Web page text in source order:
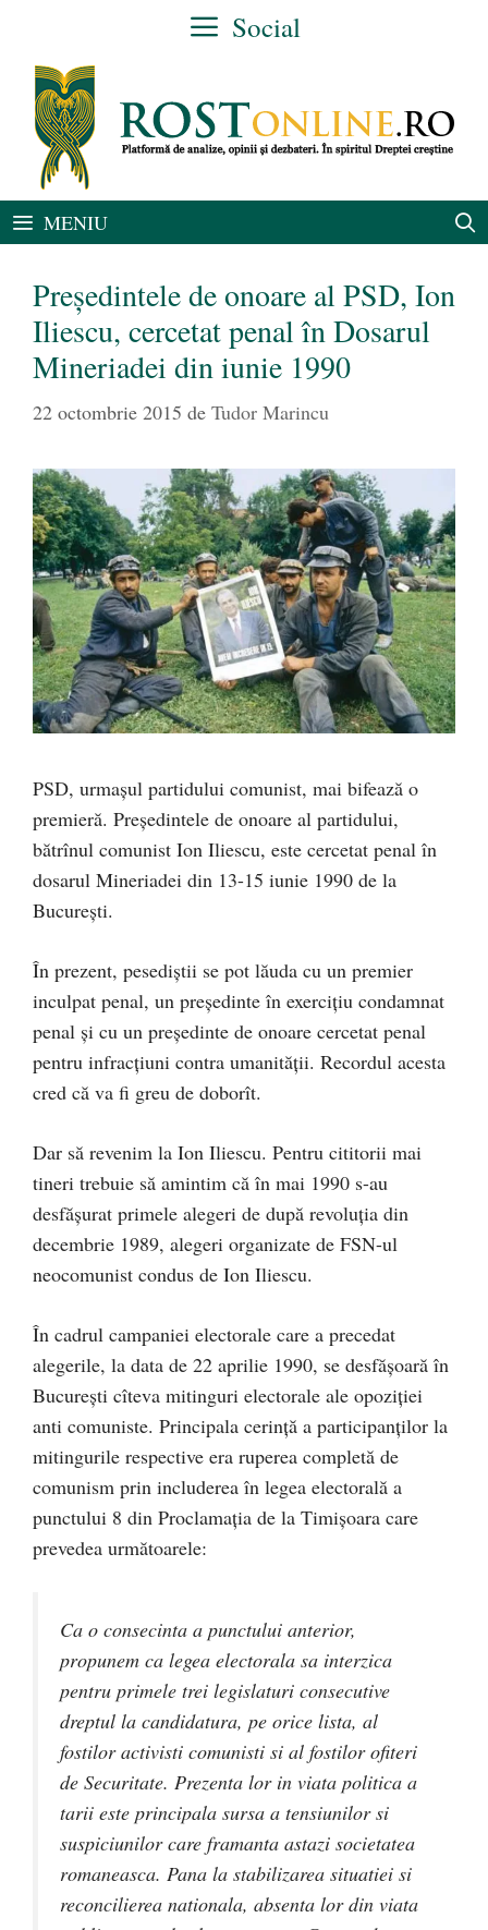
conținut
Social
MENIU
Președintele de onoare al PSD, Ion
Iliescu, cercetat penal în Dosarul
Mineriadei din iunie 1990
22 octombrie 2015 de Tudor Marincu
PSD, urmașul partidului comunist, mai bifează o
premieră. Președintele de onoare al partidului,
bătrînul comunist Ion Iliescu, este cercetat penal în
dosarul Mineriadei din 13-15 iunie 1990 de la
București.
În prezent, pesediștii se pot lăuda cu un premier
inculpat penal, un președinte în exercițiu condamnat
penal și cu un președinte de onoare cercetat penal
pentru infracțiuni contra umanității. Recordul acesta
cred că va fi greu de doborît.
Dar să revenim la Ion Iliescu. Pentru cititorii mai
tineri trebuie să amintim că în mai 1990 s-au
desfășurat primele alegeri de după revoluția din
decembrie 1989, alegeri organizate de FSN-ul
neocomunist condus de Ion Iliescu.
În cadrul campaniei electorale care a precedat
alegerile, la data de 22 aprilie 1990, se desfășoară în
București cîteva mitinguri electorale ale opoziției
anti comuniste. Principala cerință a participanților la
mitingurile respective era ruperea completă de
comunism prin includerea în legea electorală a
punctului 8 din Proclamația de la Timișoara care
prevedea următoarele:
Ca o consecinta a punctului anterior,
propunem ca legea electorala sa interzica
pentru primele trei legislaturi consecutive
dreptul la candidatura, pe orice lista, al
fostilor activisti comunisti si al fostilor ofiteri
de Securitate. Prezenta lor in viata politica a
tarii este principala sursa a tensiunilor si
suspiciunilor care framanta astazi societatea
romaneasca. Pana la stabilizarea situatiei si
reconcilierea nationala, absenta lor din viata